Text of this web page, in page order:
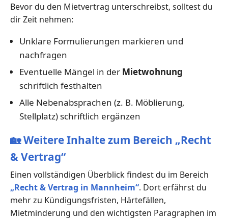
Bevor du den Mietvertrag unterschreibst, solltest du
dir Zeit nehmen:
Unklare Formulierungen markieren und
nachfragen
Eventuelle Mängel in der Mietwohnung
schriftlich festhalten
Alle Nebenabsprachen (z. B. Möblierung,
Stellplatz) schriftlich ergänzen
🏡Weitere Inhalte zum Bereich „Recht
& Vertrag“
Einen vollständigen Überblick findest du im Bereich
„Recht & Vertrag in Mannheim“. Dort erfährst du
mehr zu Kündigungsfristen, Härtefällen,
Mietminderung und den wichtigsten Paragraphen im